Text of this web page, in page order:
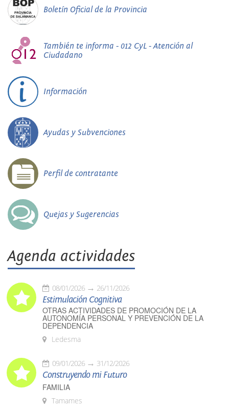
Boletín Oficial de la Provincia
También te informa - 012 CyL - Atención al
Ciudadano
Información
Ayudas y Subvenciones
Perfil de contratante
Quejas y Sugerencias
Agenda actividades
08/01/2026 26/11/2026
Estimulación Cognitiva
OTRAS ACTIVIDADES DE PROMOCIÓN DE LA
AUTONOMÍA PERSONAL Y PREVENCIÓN DE LA
DEPENDENCIA
Ledesma
09/01/2026 31/12/2026
Construyendo mi Futuro
FAMILIA
Tamames